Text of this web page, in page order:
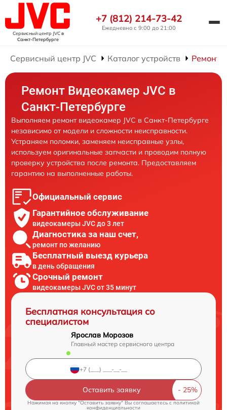
Сервисный центр JVCв
Санкт-Петербурге
+7 (812) 214-73-42
Ежедневно с 9:00 до 21:00
Сервисный центр JVC Каталог устройств Ремонт
Ремонт Видеокамер JVC в
Санкт-Петербурге
Выполняем ремонт видеокамер JVC в Санкт-Петербурге
независимо от модели и сложности неисправности.
Устраняем поломки, заменяем неисправные узлы,
используем оригинальные запчасти и проводим полную
проверку устройства после ремонта. Предоставляем
гарантию на выполненные работы.
Официальный сервис
Гарантийное обслуживание
видеокамеры JVC до 3 лет
Диагностика за наш счет,
ремонт по желанию
Бесплатный выезд курьера
в день обращения
Срочный ремонт
видеокамеры JVC от 35 минут
Бесплатная консультация со
специалистом
Ярослав Морозов
Главный мастер сервисного центра
Оставить заявку
Нажимая на кнопку "Оставить заявку" Вы соглашаетесь cполитикой
конфиденциальности